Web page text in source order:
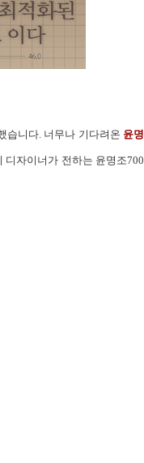
습니다. 너무나 기다려온 윤명
자이너가 전하는 윤명조700